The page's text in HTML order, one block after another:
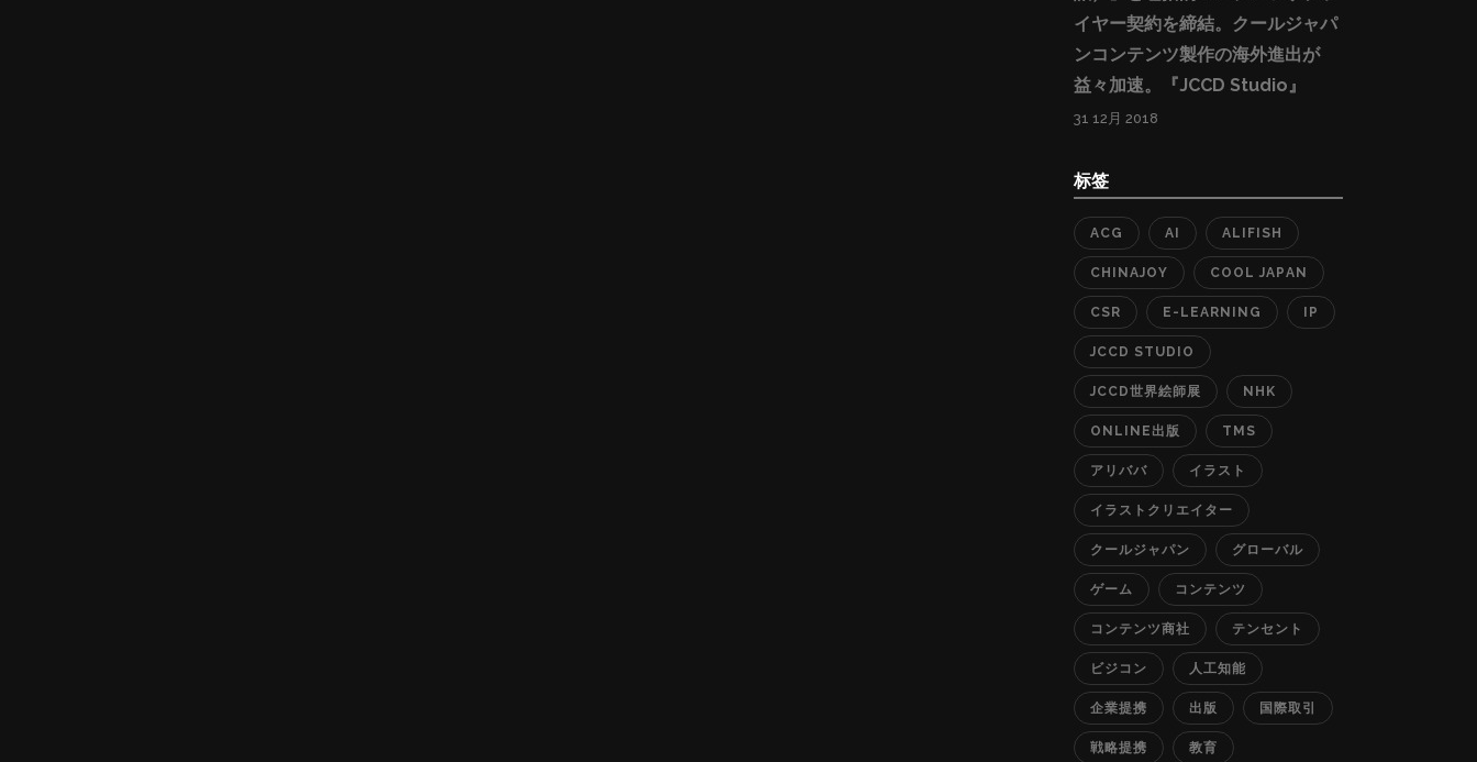
イヤー契約を締結。クールジャパ
ンコンテンツ製作の海外進出が
益々加速。『JCCD Studio』
31 12月 2018
标签
ACG AI ALIFISH
CHINAJOY COOL JAPAN
CSR E-LEARNING IP
JCCD STUDIO
JCCD世界絵師展 NHK
ONLINE出版 TMS
アリババ イラスト
イラストクリエイター
クールジャパン グローバル
ゲーム コンテンツ
コンテンツ商社 テンセント
ビジコン 人工知能
企業提携 出版 国際取引
戦略提携 教育